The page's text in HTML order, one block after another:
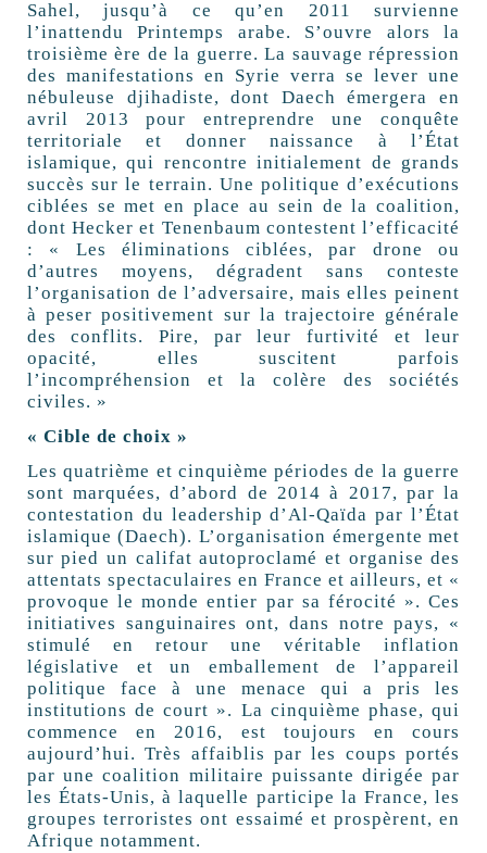
Sahel, jusqu’à ce qu’en 2011 survienne
l’inattendu Printemps arabe. S’ouvre alors la
troisième ère de la guerre. La sauvage répression
des manifestations en Syrie verra se lever une
nébuleuse djihadiste, dont Daech émergera en
avril 2013 pour entreprendre une conquête
territoriale et donner naissance à l’État
islamique, qui rencontre initialement de grands
succès sur le terrain. Une politique d’exécutions
ciblées se met en place au sein de la coalition,
dont Hecker et Tenenbaum contestent l’efficacité
: « Les éliminations ciblées, par drone ou
d’autres moyens, dégradent sans conteste
l’organisation de l’adversaire, mais elles peinent
à peser positivement sur la trajectoire générale
des conflits. Pire, par leur furtivité et leur
opacité, elles suscitent parfois
l’incompréhension et la colère des sociétés
civiles. »
« Cible de choix »
Les quatrième et cinquième périodes de la guerre
sont marquées, d’abord de 2014 à 2017, par la
contestation du leadership d’Al-Qaïda par l’État
islamique (Daech). L’organisation émergente met
sur pied un califat autoproclamé et organise des
attentats spectaculaires en France et ailleurs, et «
provoque le monde entier par sa férocité ». Ces
initiatives sanguinaires ont, dans notre pays, «
stimulé en retour une véritable inflation
législative et un emballement de l’appareil
politique face à une menace qui a pris les
institutions de court ». La cinquième phase, qui
commence en 2016, est toujours en cours
aujourd’hui. Très affaiblis par les coups portés
par une coalition militaire puissante dirigée par
les États-Unis, à laquelle participe la France, les
groupes terroristes ont essaimé et prospèrent, en
Afrique notamment.